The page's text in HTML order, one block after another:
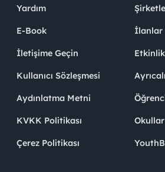
Yardım
E-Book
İletişime Geçin
Kullanıcı Sözleşmesi
Aydınlatma Metni
KVKK Politikası
Çerez Politikası
İlanlar
Okullar